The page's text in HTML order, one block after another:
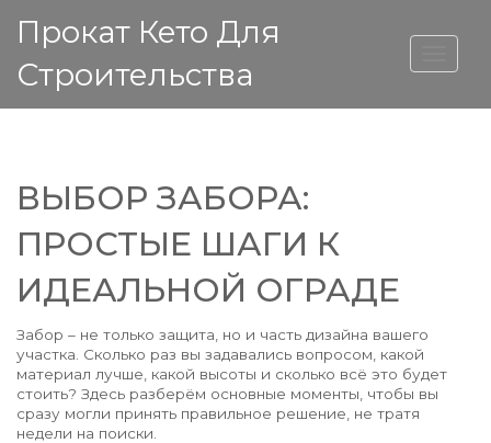
Прокат Кето Для
Строительства
ВЫСОТА ДОМА
ВЫБОР ЗАБОРА:
ПРОСТЫЕ ШАГИ К
ИДЕАЛЬНОЙ ОГРАДЕ
Забор – не только защита, но и часть дизайна вашего
участка. Сколько раз вы задавались вопросом, какой
материал лучше, какой высоты и сколько всё это будет
стоить? Здесь разберём основные моменты, чтобы вы
сразу могли принять правильное решение, не тратя
недели на поиски.